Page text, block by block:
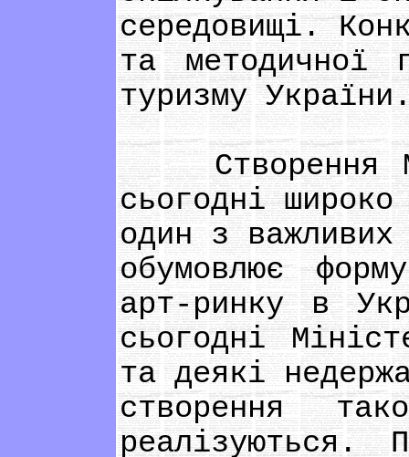
середовищі.
та методичної
туризму
Створення
сьогодні
один з важливих
обумовлює
арт-ринку в
сьогодні
та деякі
створення
реалізуються.